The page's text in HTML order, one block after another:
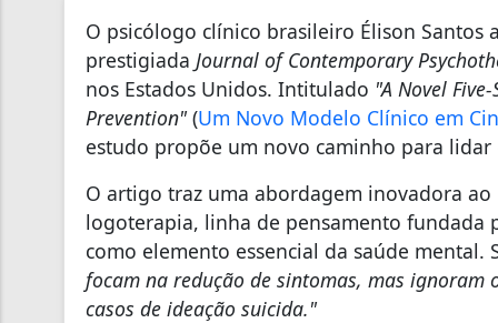
O psicólogo clínico brasileiro Élison Santos
prestigiada Journal of Contemporary
nos Estados Unidos. Intitulado "A Novel
Prevention"(Um Novo Modelo Clínico em
estudo propõe um novo caminho para
O artigo traz uma abordagem inovadora
logoterapia, linha de pensamento fundada
como elemento essencial da saúde mental.
focam na redução de sintomas, mas ignoram
casos de ideação suicida."